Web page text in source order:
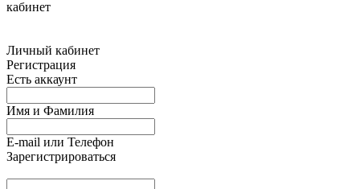
кабинет
Личный кабинет
Регистрация
Есть аккаунт
Имя и Фамилия
E-mail или Телефон
Зарегистрироваться